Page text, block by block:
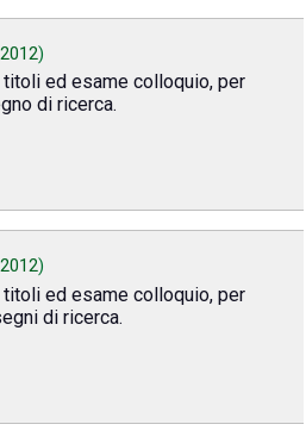
)
ed esame colloquio, per
di ricerca.
)
ed esame colloquio, per
di ricerca.